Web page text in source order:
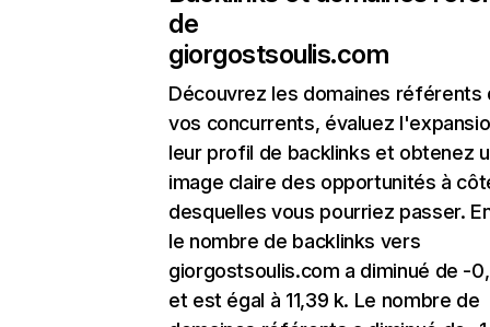
de
giorgostsoulis.com
Découvrez les domaines référents
vos concurrents, évaluez
leur profil de backlinks et obtenez
image claire des opportunités à
desquelles vous pourriez passer.
le nombre de backlinks vers
giorgostsoulis.com a diminué de -
et est égal à 11,39 k. Le nombre de